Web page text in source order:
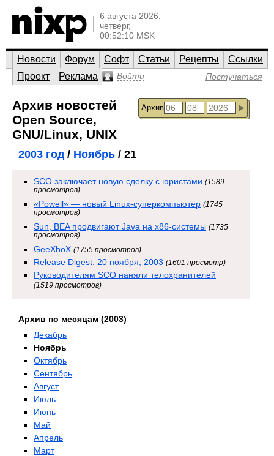
6 августа 2026,
четверг,
00:52:10 MSK
Новости Форум Софт Статьи Рецепты
Ссылки
Проект
Реклама Войти Постучаться
Архив
Архив новостей
Open Source,
GNU/Linux, UNIX
2003 год/ Ноябрь / 21
SCO заключает новую сделку с юристами (1589
просмотров)
«Powell» — новый Linux-суперкомпьютер (1745
просмотров)
Sun, BEA продвигают Java на x86-системы (1735
просмотров)
GeeXboX (1755 просмотров)
Release Digest: 20 ноября, 2003 (1601 просмотр)
Руководителям SCO наняли телохранителей
(1519 просмотров)
Архив по месяцам (2003)
Декабрь
Ноябрь
Октябрь
Сентябрь
Август
Июль
Июнь
Май
Апрель
Март